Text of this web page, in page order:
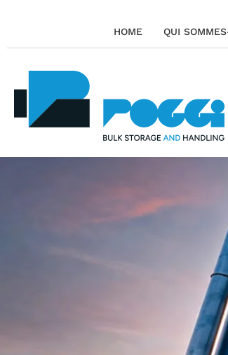
HOME QUI